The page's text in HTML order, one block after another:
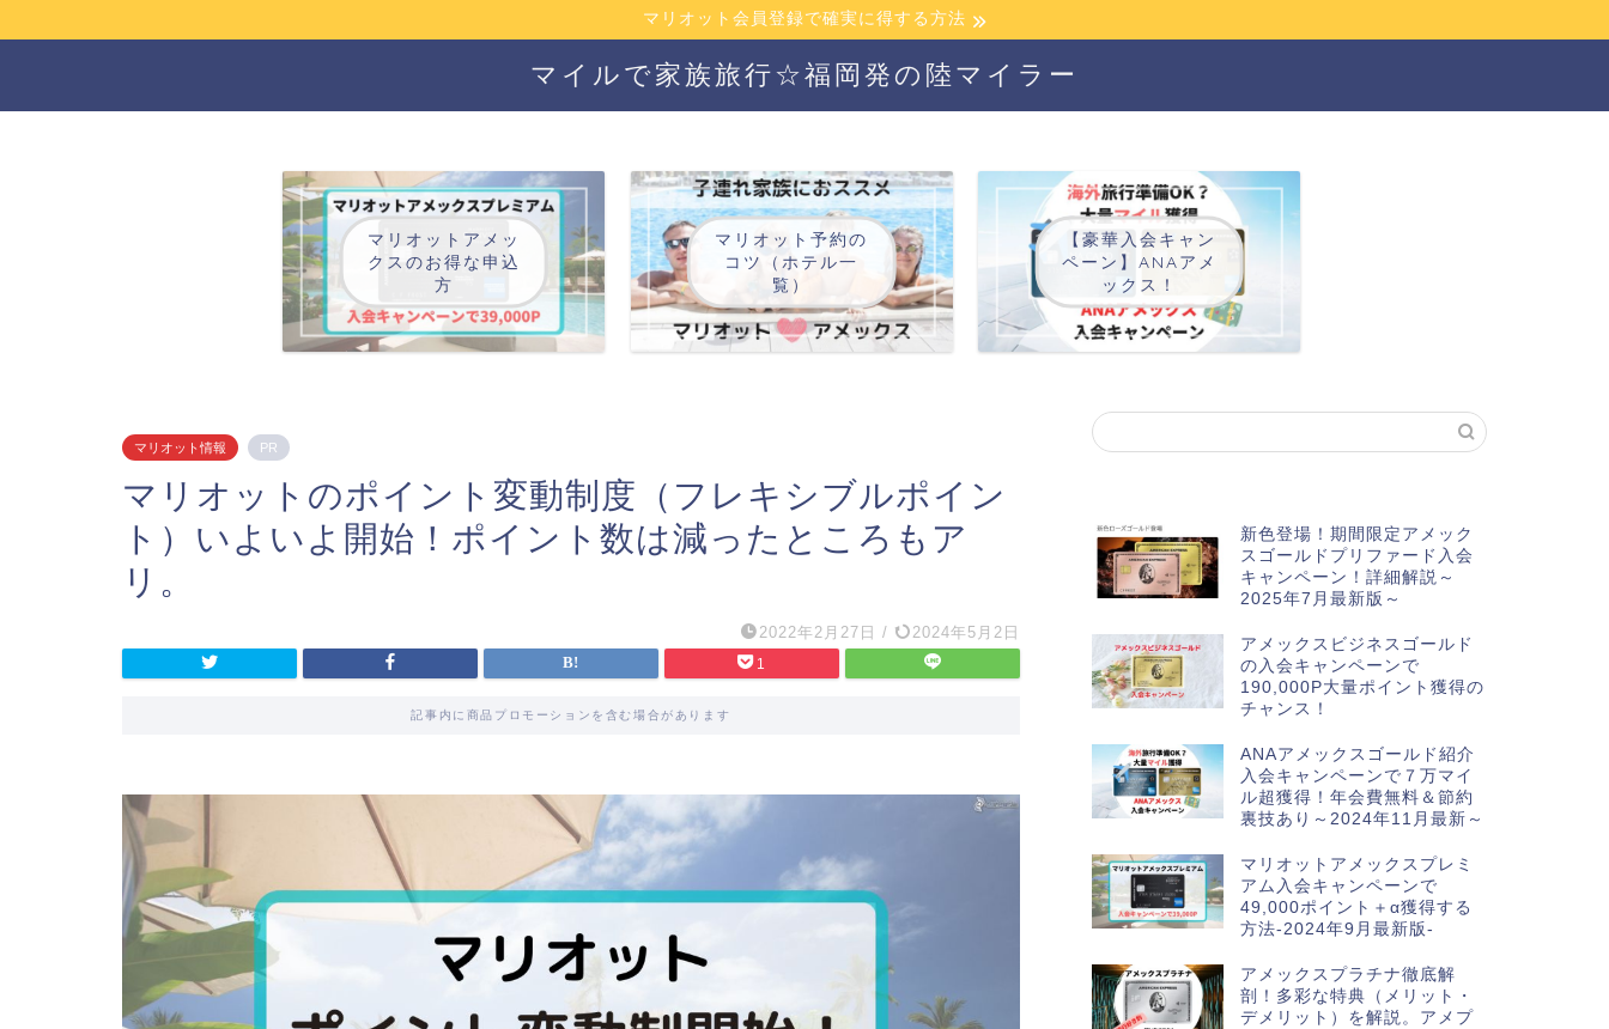
マリオット会員登録で確実に得する方法
マイルで家族旅行☆福岡発の陸マイラー
マリオットアメッ
クスのお得な申込
方
マリオット予約の
コツ（ホテル一
覧）
【豪華入会キャン
ペーン】ANAアメ
ックス！
マリオット情報 PR
マリオットのポイント変動制度（フレキシブルポイン
ト）いよいよ開始！ポイント数は減ったところもア
リ。
2022年2月27日 / 2024年5月2日
1
記事内に商品プロモーションを含む場合があります
新色登場！期間限定アメック
スゴールドプリファード入会
キャンペーン！詳細解説～
2025年7月最新版～
アメックスビジネスゴールド
の入会キャンペーンで
190,000P大量ポイント獲得の
チャンス！
ANAアメックスゴールド紹介
入会キャンペーンで７万マイ
ル超獲得！年会費無料＆節約
裏技あり～2024年11月最新～
マリオットアメックスプレミ
アム入会キャンペーンで
49,000ポイント＋α獲得する
方法-2024年9月最新版-
アメックスプラチナ徹底解
剖！多彩な特典（メリット・
デメリット）を解説。アメプ